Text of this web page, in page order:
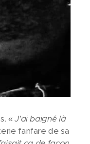
«J'ai baigné là
fanfare de sa